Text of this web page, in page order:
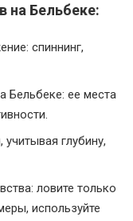
на Бельбеке:
спиннинг,
Бельбеке: ее места
глубину,
ловите только
используйте